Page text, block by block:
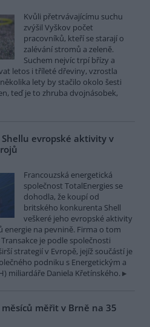
Kvůli přetrvávajícímu suchu
zvýšil Vyškov počet
pracovníků, kteří se starají o
zalévání stromů a zeleně.
Suchem nejvíc trpí břízy a
letos i tříleté dřeviny, vzrostla
lety by stačilo okolo šesti
teď je to zhruba dvojnásobek,
evropské aktivity v
Francouzská energetická
společnost TotalEnergies se
dohodla, že koupí od
britského konkurenta Shell
veškeré jeho evropské aktivity
na pevnině. Firma o tom
Transakce je podle společnosti
strategií v Evropě, jejíž součástí je
podniku s Energetickým a
miliardáře Daniela Křetínského.
měřit v Brně na 35